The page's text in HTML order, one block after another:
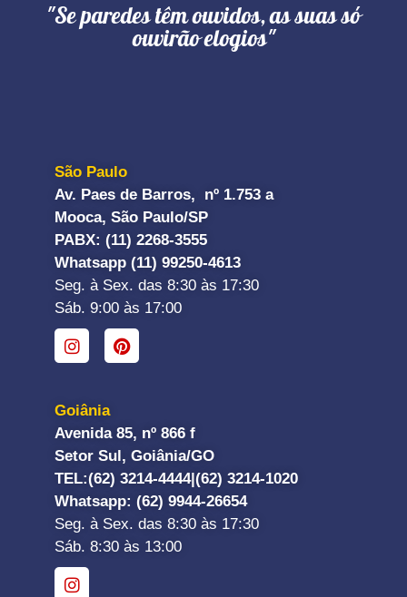
"Se paredes têm ouvidos, as suas só
ouvirão elogios"
São Paulo
Av. Paes de Barros, nº 1.753 a
Mooca, São Paulo/SP
PABX: (11) 2268-3555
Whatsapp (11) 99250-4613
Seg. à Sex. das 8:30 às 17:30
Sáb. 9:00 às 17:00
Goiânia
Avenida 85, nº 866 f
Setor Sul, Goiânia/GO
TEL:(62) 3214-4444| (62) 3214-1020
Whatsapp: (62) 9944-26654
Seg. à Sex. das 8:30 às 17:30
Sáb. 8:30 às 13:00